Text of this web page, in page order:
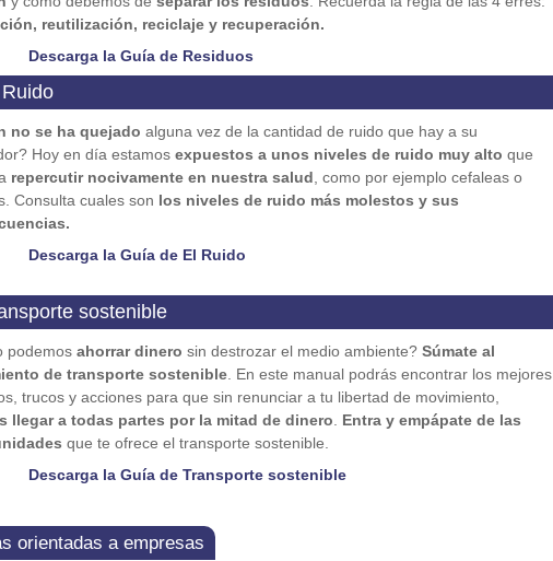
reutilización, reciclaje y recuperación.
Descarga la Guía de Residuos
no se ha quejado alguna vez de la cantidad de ruido que hay a su
Hoy en día estamos expuestos a unos niveles de ruido muy alto que
repercutir nocivamente en nuestra salud , como por ejemplo cefaleas o
Consulta cuales son los niveles de ruido más molestos y sus
Descarga la Guía de El Ruido
sostenible
podemos ahorrar dinero sin destrozar el medio ambiente? Súmate al
de transporte sostenible . En este manual podrás encontrar los mejores
trucos y acciones para que sin renunciar a tu libertad de movimiento,
llegar a todas partes por la mitad de dinero
Entra y empápate de las
que te ofrece el transporte sostenible.
Descarga la Guía de Transporte sostenible
orientadas a empresas